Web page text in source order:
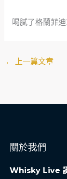
喝膩了格蘭菲
← 上一篇文章
關於我們
Whisky Live 誕